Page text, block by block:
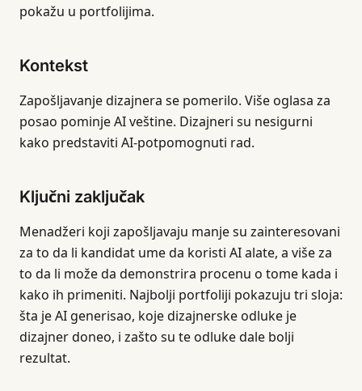
pokažu u portfolijima.
Kontekst
Zapošljavanje dizajnera se pomerilo. Više oglasa za
posao pominje AI veštine. Dizajneri su nesigurni
kako predstaviti AI-potpomognuti rad.
Ključni zaključak
Menadžeri koji zapošljavaju manje su zainteresovani
za to da li kandidat ume da koristi AI alate, a više za
to da li može da demonstrira procenu o tome kada i
kako ih primeniti. Najbolji portfoliji pokazuju tri sloja:
šta je AI generisao, koje dizajnerske odluke je
dizajner doneo, i zašto su te odluke dale bolji
rezultat.